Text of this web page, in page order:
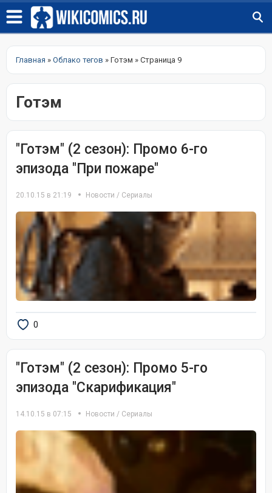
Главная » Облако тегов » Готэм » Страница 9
Готэм
"Готэм" (2 сезон): Промо 6-го
эпизода "При пожаре"
20.10.15 в 21:19 Новости / Сериалы
0
"Готэм" (2 сезон): Промо 5-го
эпизода "Скарификация"
14.10.15 в 07:15 Новости / Сериалы